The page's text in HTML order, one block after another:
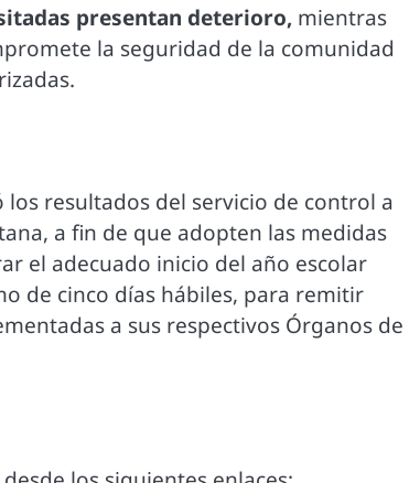
presentan deterioro, mientras
la seguridad de la comunidad
los resultados del servicio de control a
a fin de que adopten las medidas
el adecuado inicio del año escolar
de cinco días hábiles, para remitir
a sus respectivos Órganos de